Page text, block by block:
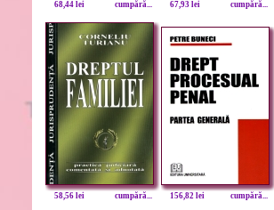
68,44 lei cumpără... 67,93 lei cumpără...
58,56 lei cumpără... 156,82 lei cumpără...